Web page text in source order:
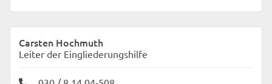
Unionhilfswerk Sozialeinrichtungen gGmbH
Kreuzberg
Waldemarstraße 33 A
10999 Berlin
Carsten Hochmuth
Leiter der Eingliederungshilfe